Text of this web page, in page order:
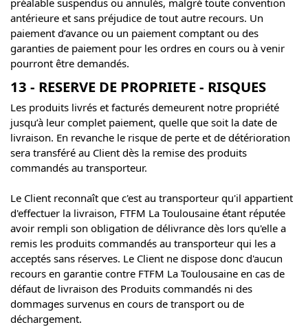
antérieure et sans préjudice de tout autre recours. Un
paiement d’avance ou un paiement comptant ou des
garanties de paiement pour les ordres en cours ou à venir
pourront être demandés.
13 - RESERVE DE PROPRIETE - RISQUES
Les produits livrés et facturés demeurent notre propriété
jusqu’à leur complet paiement, quelle que soit la date de
livraison. En revanche le risque de perte et de détérioration
sera transféré au Client dès la remise des produits
commandés au transporteur.
Le Client reconnaît que c'est au transporteur qu'il appartient
d'effectuer la livraison, FTFM La Toulousaine étant réputée
avoir rempli son obligation de délivrance dès lors qu'elle a
remis les produits commandés au transporteur qui les a
acceptés sans réserves. Le Client ne dispose donc d'aucun
recours en garantie contre FTFM La Toulousaine en cas de
défaut de livraison des Produits commandés ni des
dommages survenus en cours de transport ou de
déchargement.